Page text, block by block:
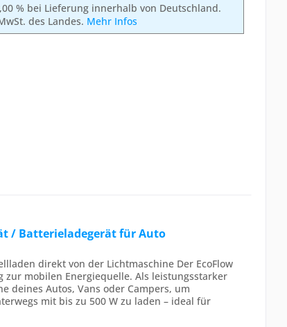
% bei Lieferung innerhalb von Deutschland.
des Landes. Mehr Infos
/ Batterieladegerät für Auto
direkt von der Lichtmaschine Der EcoFlow
zur mobilen Energiequelle. Als leistungsstarker
deines Autos, Vans oder Campers, um
mit bis zu 500 W zu laden – ideal für